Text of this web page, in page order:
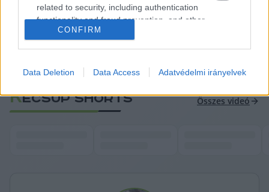
related to security, including authentication
functionality and fraud prevention, and other
user protection.
CONFIRM
Data Deletion Data Access Adatvédelmi irányelvek
Forrás: index.hu, KSH
KECSUP SHORTS Összes videó